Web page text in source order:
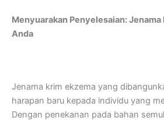
Menyuarakan Penyelesaian: Jenama
Anda
Jenama krim ekzema yang
harapan baru kepada individu yang
Dengan penekanan pada bahan